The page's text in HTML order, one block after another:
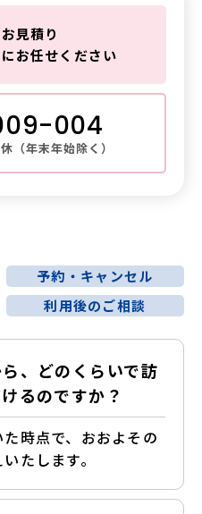
見積り
お任せください
004
（年末年始除く）
予約・キャンセル
利用後のご相談
、どのくらいで訪
るのですか？
時点で、おおよその
たします。